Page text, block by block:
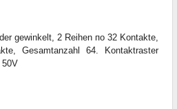
gewinkelt, 2 Reihen по 32 Kontakte,
Gesamtanzahl 64. Kontaktraster
50V